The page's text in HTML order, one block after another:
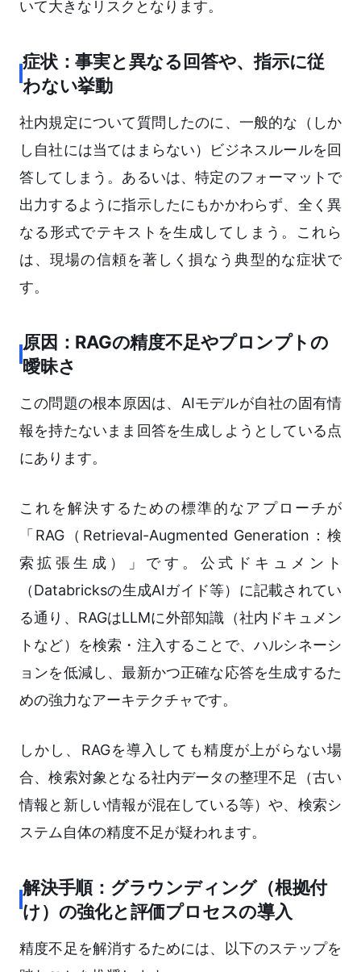
いて大きなリスクとなります。
症状：事実と異なる回答や、指示に従
わない挙動
社内規定について質問したのに、一般的な（しか
し自社には当てはまらない）ビジネスルールを回
答してしまう。あるいは、特定のフォーマットで
出力するように指示したにもかかわらず、全く異
なる形式でテキストを生成してしまう。これら
は、現場の信頼を著しく損なう典型的な症状で
す。
原因：RAGの精度不足やプロンプトの
曖昧さ
この問題の根本原因は、AIモデルが自社の固有情
報を持たないまま回答を生成しようとしている点
にあります。
これを解決するための標準的なアプローチが
「RAG（Retrieval-Augmented Generation：検
索拡張生成）」です。公式ドキュメント
（Databricksの生成AIガイド等）に記載されてい
る通り、RAGはLLMに外部知識（社内ドキュメン
トなど）を検索・注入することで、ハルシネーシ
ョンを低減し、最新かつ正確な応答を生成するた
めの強力なアーキテクチャです。
しかし、RAGを導入しても精度が上がらない場
合、検索対象となる社内データの整理不足（古い
情報と新しい情報が混在している等）や、検索シ
ステム自体の精度不足が疑われます。
解決手順：グラウンディング（根拠付
け）の強化と評価プロセスの導入
精度不足を解消するためには、以下のステップを